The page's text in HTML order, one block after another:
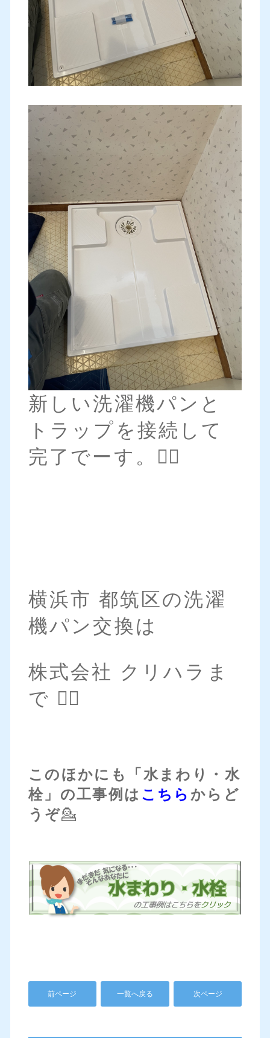
新しい洗濯機パンと
トラップを接続して
完了でーす。🙆‍♀️
横浜市 都筑区の洗濯
機パン交換は
株式会社 クリハラま
で 💁‍♀️
このほかにも「水まわり・水
栓」の工事例は こちら からど
うぞ💁
前ページ 一覧へ戻る 次ページ